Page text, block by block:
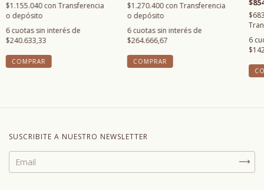
$1.155.040con Transferencia
o depósito
6cuotas sin interés de
$240.633,33
COMPRAR
$1.270.400con Transferencia
o depósito
6cuotas sin interés de
$264.666,67
6
SUSCRIBITE A NUESTRO NEWSLETTER